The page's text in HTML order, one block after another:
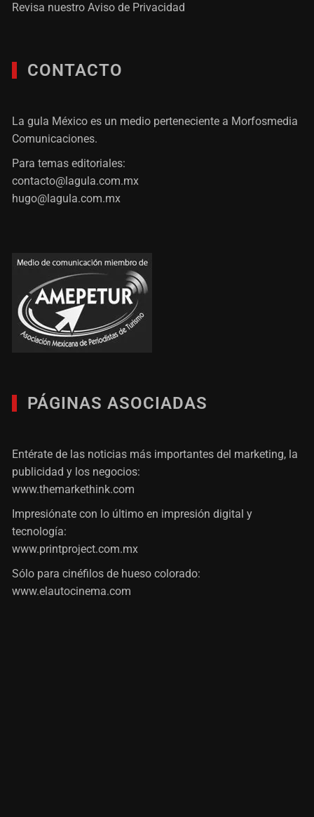
Revisa nuestroAviso de Privacidad
CONTACTO
La gula México es un medio perteneciente a Morfosmedia
Comunicaciones.
Para temas editoriales:
contacto@lagula.com.mx
hugo@lagula.com.mx
PÁGINAS ASOCIADAS
Entérate de las noticias más importantes del marketing, la
publicidad y los negocios:
www.themarkethink.com
Impresiónate con lo último en impresión digital y
tecnología:
www.printproject.com.mx
Sólo para cinéfilos de hueso colorado:
www.elautocinema.com